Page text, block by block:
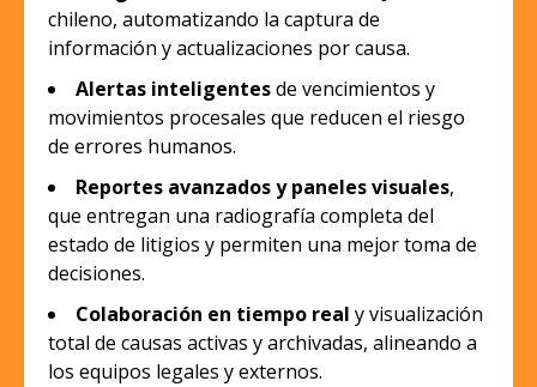
chileno, automatizando la captura de
información y actualizaciones por causa.
Alertas inteligentesde vencimientos y
movimientos procesales que reducen el riesgo
de errores humanos.
Reportes avanzados y paneles visuales,
que entregan una radiografía completa del
estado de litigios y permiten una mejor toma de
decisiones.
Colaboración en tiempo real y visualización
total de causas activas y archivadas, alineando a
los equipos legales y externos.